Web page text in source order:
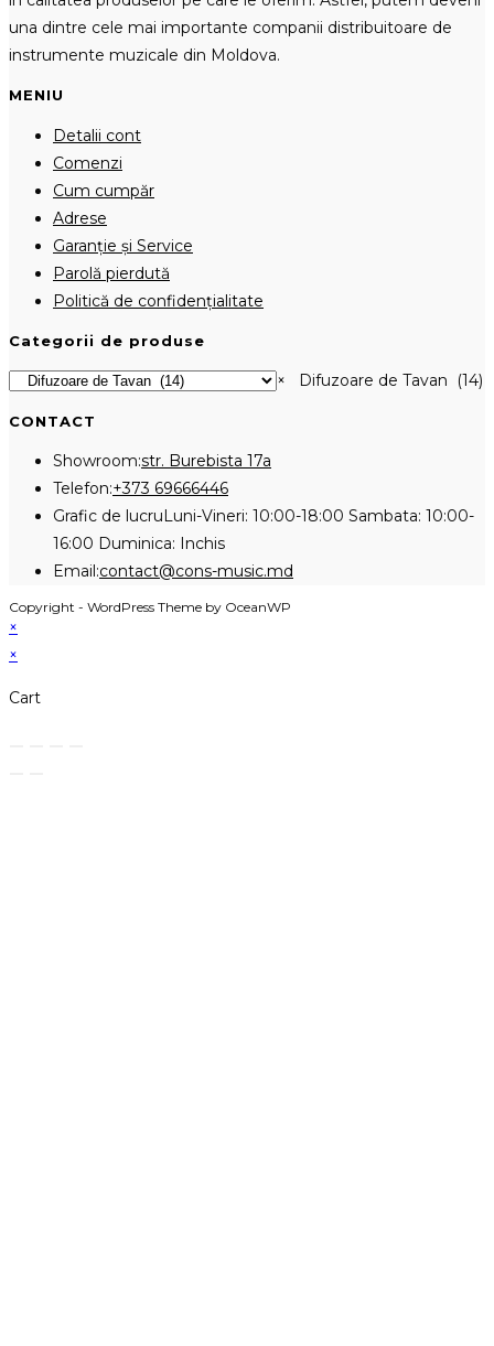
una dintre cele mai importante companii distribuitoare de
instrumente muzicale din Moldova.
MENIU
Detalii cont
Comenzi
Cum cumpăr
Adrese
Garanție și Service
Parolă pierdută
Politică de confidențialitate
Categorii de produse
× Difuzoare de Tavan (14)
CONTACT
Showroom:str. Burebista 17a
Telefon:+373 69666446Opens
in
application
Grafic de lucruLuni-Vineri: 10:00-18:00 Sambata: 10:00-
16:00 Duminica: Inchis
Email:contact@cons-music.md
Copyright - WordPress Theme by OceanWP
×
×
Cart